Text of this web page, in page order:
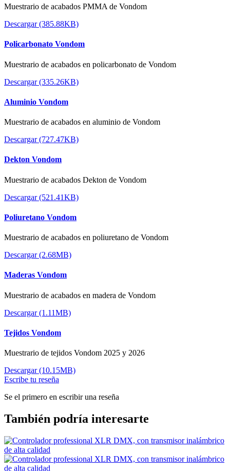
Muestrario de acabados PMMA de Vondom
Descargar (385.88KB)
Policarbonato Vondom
Muestrario de acabados en policarbonato de Vondom
Descargar (335.26KB)
Aluminio Vondom
Muestrario de acabados en aluminio de Vondom
Descargar (727.47KB)
Dekton Vondom
Muestrario de acabados Dekton de Vondom
Descargar (521.41KB)
Poliuretano Vondom
Muestrario de acabados en poliuretano de Vondom
Descargar (2.68MB)
Maderas Vondom
Muestrario de acabados en madera de Vondom
Descargar (1.11MB)
Tejidos Vondom
Muestrario de tejidos Vondom 2025 y 2026
Descargar (10.15MB)
Escribe tu reseña
Se el primero en escribir una reseña
También podría interesarte